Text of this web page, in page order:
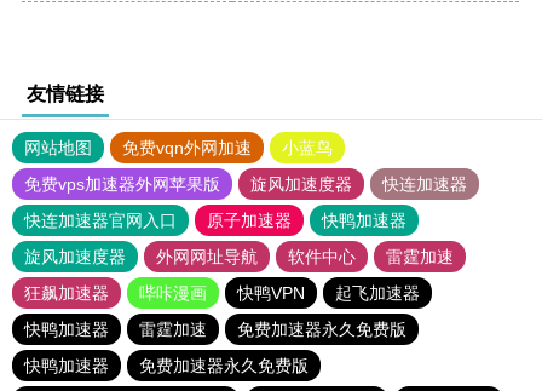
友情链接
网站地图 免费vqn外网加速
小蓝鸟
免费vps加速器外网苹果版
旋风加速度器
快连加速器
快连加速器官网入口
原子加速器
快鸭加速器
旋风加速度器
外网网址导航 软件中心
雷霆加速
狂飙加速器
哔咔漫画 快鸭VPN
起飞加速器
快鸭加速器
雷霆加速
免费加速器永久免费版
快鸭加速器
免费加速器永久免费版